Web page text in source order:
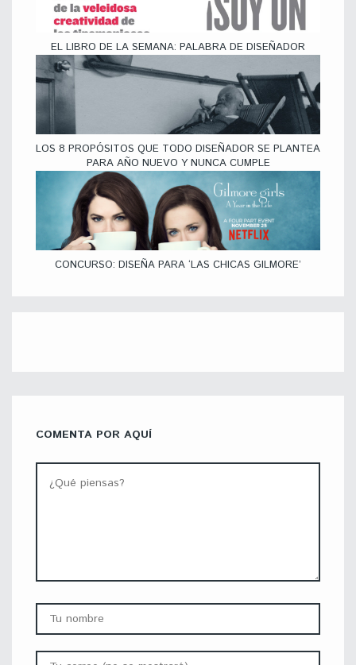
EL LIBRO DE LA SEMANA: PALABRA DE DISEÑADOR
LOS 8 PROPÓSITOS QUE TODO DISEÑADOR SE PLANTEA
PARA AÑO NUEVO Y NUNCA CUMPLE
CONCURSO: DISEÑA PARA ‘LAS CHICAS GILMORE’
COMENTA POR AQUÍ